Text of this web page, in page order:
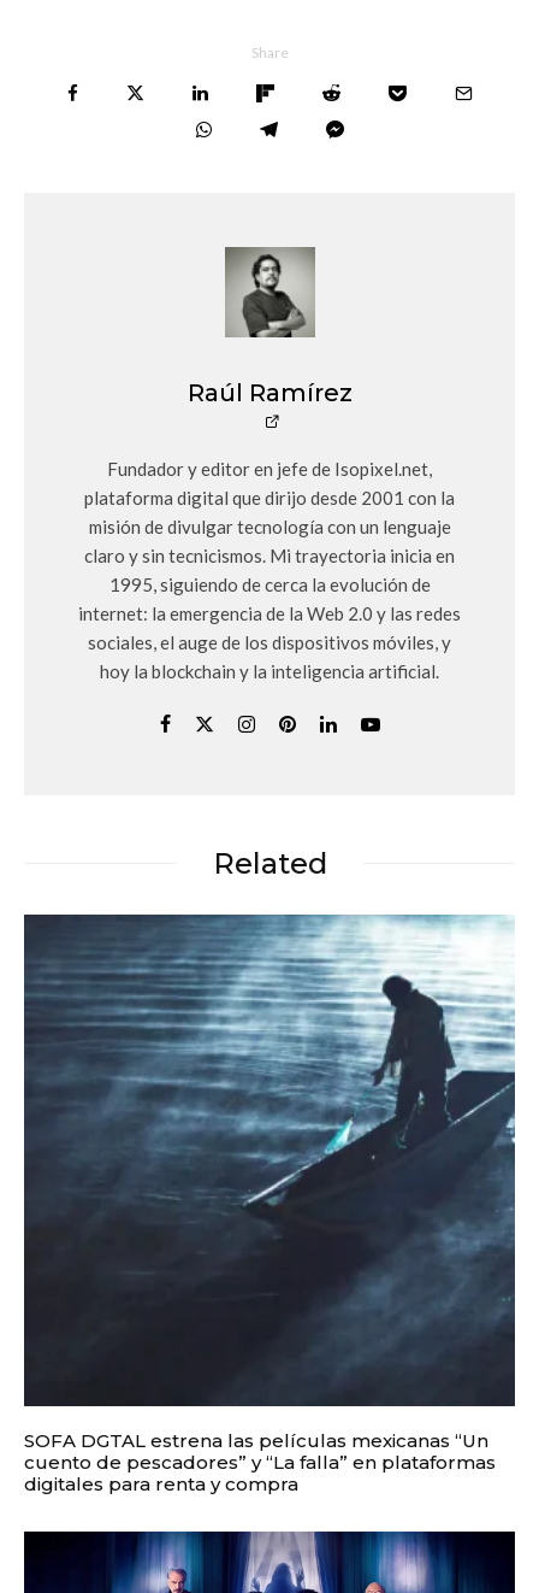
Share
Raúl Ramírez
Fundador y editor en jefe de Isopixel.net,
plataforma digital que dirijo desde 2001 con la
misión de divulgar tecnología con un lenguaje
claro y sin tecnicismos. Mi trayectoria inicia en
1995, siguiendo de cerca la evolución de
internet: la emergencia de la Web 2.0 y las redes
sociales, el auge de los dispositivos móviles, y
hoy la blockchain y la inteligencia artificial.
Related
SOFA DGTAL estrena las películas mexicanas “Un
cuento de pescadores” y “La falla” en plataformas
digitales para renta y compra